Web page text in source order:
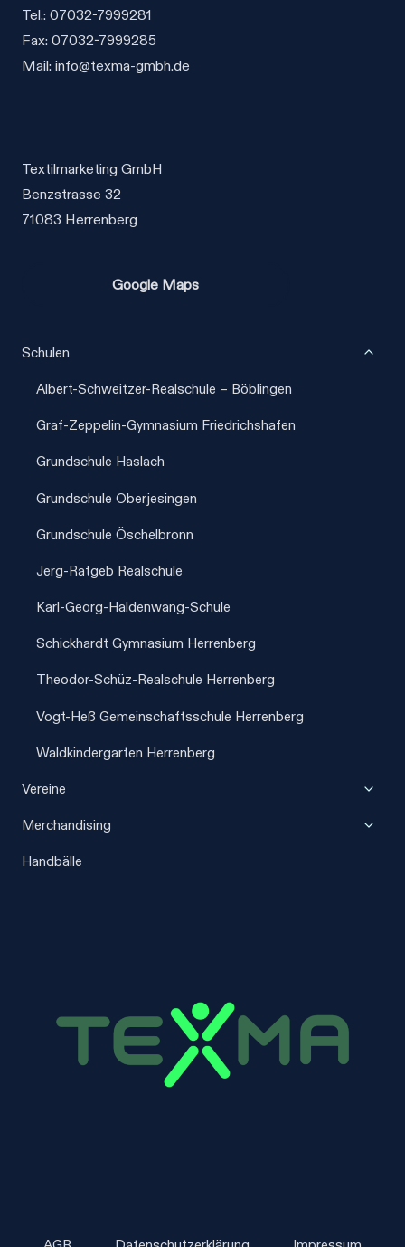
Tel.: 07032-7999281
Fax: 07032-7999285
Mail: info@texma-gmbh.de
Textilmarketing GmbH
Benzstrasse 32
71083 Herrenberg
Google Maps
Schulen
Albert-Schweitzer-Realschule – Böblingen
Graf-Zeppelin-Gymnasium Friedrichshafen
Grundschule Haslach
Grundschule Oberjesingen
Grundschule Öschelbronn
Jerg-Ratgeb Realschule
Karl-Georg-Haldenwang-Schule
Schickhardt Gymnasium Herrenberg
Theodor-Schüz-Realschule Herrenberg
Vogt-Heß Gemeinschaftsschule Herrenberg
Waldkindergarten Herrenberg
Vereine
Merchandising
Handbälle